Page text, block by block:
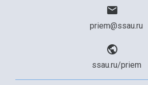
priem@ssau.ru
ssau.ru/priem